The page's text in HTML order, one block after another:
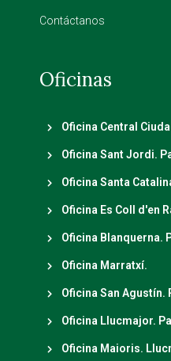
Contáctanos
Oficinas
Oficina Central
Oficina Sant Jordi.
Oficina Santa
Oficina Es Coll d'en
Oficina Blanquerna.
Oficina Marratxí.
Oficina San Agustín.
Oficina Llucmajor.
Oficina Maioris.